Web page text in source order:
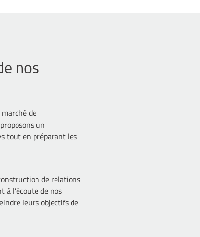
nos
de
un
tout en préparant les
de relations
l’écoute de nos
leurs objectifs de